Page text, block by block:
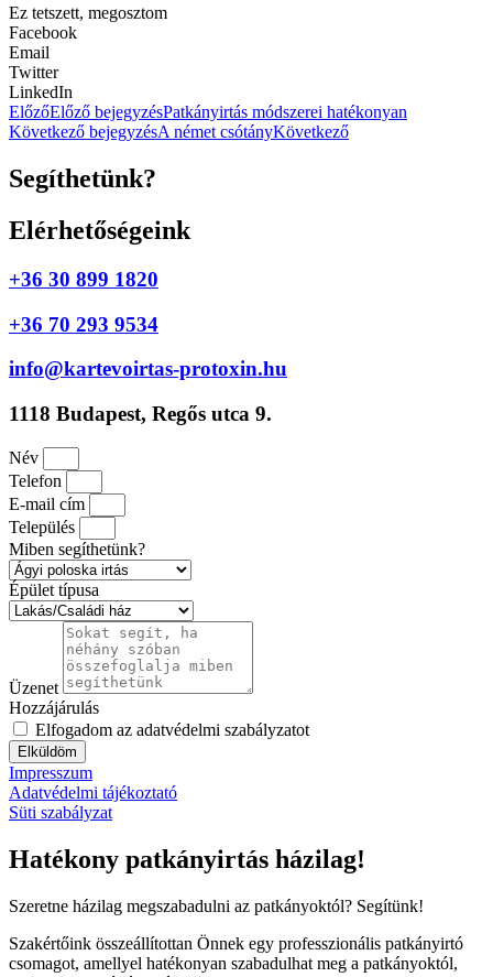
Ez tetszett, megosztom
Facebook
Email
Twitter
LinkedIn
ElőzőElőző bejegyzésPatkányirtás módszerei hatékonyan
Következő bejegyzésA német csótányKövetkező
Segíthetünk?
Elérhetőségeink
+36 30 899 1820
+36 70 293 9534
info@kartevoirtas-protoxin.hu
1118 Budapest, Regős utca 9.
Név
Telefon
E-mail cím
Település
Miben segíthetünk?
Épület típusa
Üzenet
Hozzájárulás
Elfogadom az adatvédelmi szabályzatot
Elküldöm
Impresszum
Adatvédelmi tájékoztató
Süti szabályzat
Hatékony patkányirtás házilag!
Szeretne házilag megszabadulni az patkányoktól? Segítünk!
Szakértőink összeállítottan Önnek egy professzionális patkányirtó
csomagot, amellyel hatékonyan szabadulhat meg a patkányoktól,